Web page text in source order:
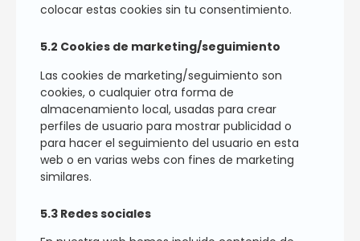
colocar estas cookies sin tu consentimiento.
5.2 Cookies de marketing/seguimiento
Las cookies de marketing/seguimiento son
cookies, o cualquier otra forma de
almacenamiento local, usadas para crear
perfiles de usuario para mostrar publicidad o
para hacer el seguimiento del usuario en esta
web o en varias webs con fines de marketing
similares.
5.3 Redes sociales